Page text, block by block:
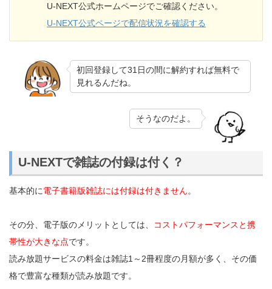
U-NEXT公式ホームページでご確認ください。
U-NEXT公式ページで配信状況を確認する
初回登録して31日の間に解約すれば無料で
見れるんだね。
そうなのだよ。
U-NEXTで雑誌の付録は付く？
基本的に電子書籍版雑誌には付録は付きません。
その分、電子版のメリットとしては、
コストパフォーマンスと携
帯性が大きな点です。
読み放題サービスの料金は雑誌1～2冊程度の月額が多く、その価
格で豊富な種類が読み放題です。